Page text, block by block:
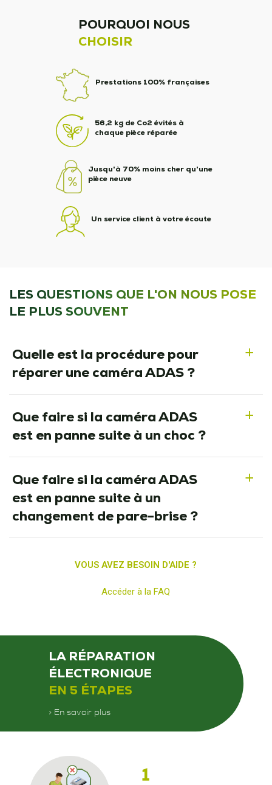
POURQUOI NOUS
CHOISIR
Prestations 100% françaises
56,2 kg de Co2 évités à
chaque pièce réparée
Jusqu'à 70% moins cher qu'une
pièce neuve
Un service client à votre écoute
LES QUESTIONS QUE L'ON NOUS POSE
LE PLUS SOUVENT
a
Quelle est la procédure pour
réparer une caméra ADAS ?
a
Que faire si la caméra ADAS
est en panne suite à un choc ?
a
Que faire si la caméra ADAS
est en panne suite à un
changement de pare-brise ?
VOUS AVEZ BESOIN D'AIDE ?
Accéder à la FAQ
LA RÉPARATION
ÉLECTRONIQUE
EN 5 ÉTAPES
> En savoir plus